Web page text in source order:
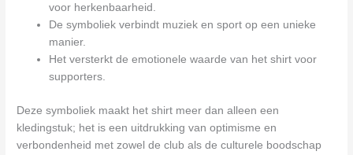
voor herkenbaarheid.
De symboliek verbindt muziek en sport op een unieke
manier.
Het versterkt de emotionele waarde van het shirt voor
supporters.
Deze symboliek maakt het shirt meer dan alleen een
kledingstuk; het is een uitdrukking van optimisme en
verbondenheid met zowel de club als de culturele boodschap